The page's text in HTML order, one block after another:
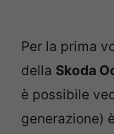
Per la prima
della Skoda
è possibile
generazione)